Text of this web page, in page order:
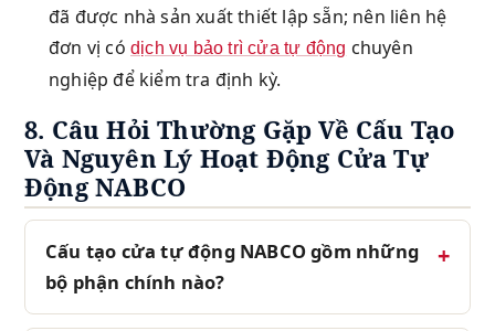
đã được nhà sản xuất thiết lập sẵn; nên liên hệ
đơn vị có dịch vụ bảo trì cửa tự động chuyên
nghiệp để kiểm tra định kỳ.
8. Câu Hỏi Thường Gặp Về Cấu Tạo
Và Nguyên Lý Hoạt Động Cửa Tự
Động NABCO
Cấu tạo cửa tự động NABCO gồm những
bộ phận chính nào?